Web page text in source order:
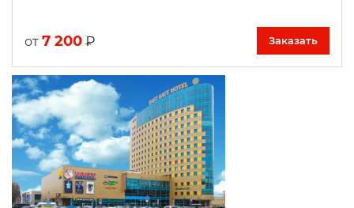
от 7 200 ₽ Заказать